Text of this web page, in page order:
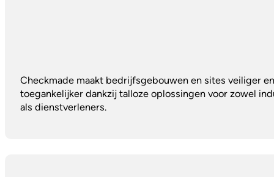
Checkmade maakt bedrijfsgebouwen en sites veiliger en
toegankelijker dankzij talloze oplossingen voor zowel
als dienstverleners.